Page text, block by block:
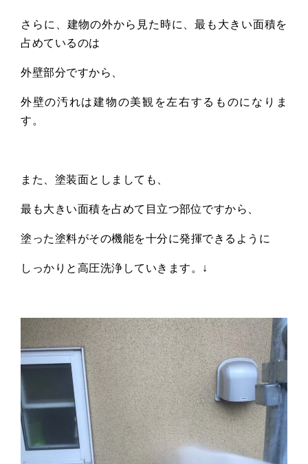
さらに、建物の外から見た時に、最も大きい面積を
占めているのは
外壁部分ですから、
外壁の汚れは建物の美観を左右するものになりま
す。
また、塗装面としましても、
最も大きい面積を占めて目立つ部位ですから、
塗った塗料がその機能を十分に発揮できるように
しっかりと高圧洗浄していきます。↓